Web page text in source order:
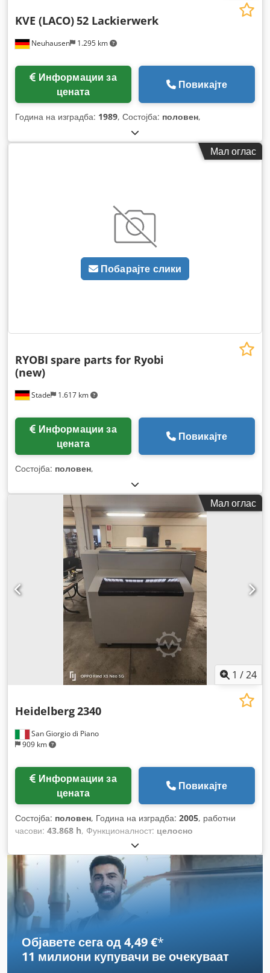
Neuhausen 1.295 km
KVE (LACO)52 Lackierwerk
цената
Повикајте
Година на изградба: 1989, Состојба: половен,
Мал оглас
Побарајте слики
Stade 1.617 km
RYOBI spare parts for Ryobi
(new)
цената
Повикајте
Состојба: половен,
Мал оглас
1 /24
San Giorgio di Piano
909 km
Heidelberg2340
цената
Повикајте
Состојба: половен, Година на изградба: 2005, работни
часови: 43.868 h, Функционалност: целосно
, број на машина/возило:
Објавете сега од 4,49 €*
11 милиони купувачи ве очекуваат